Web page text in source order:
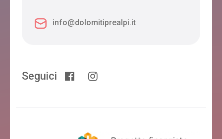
info@dolomitiprealpi.it
Seguici